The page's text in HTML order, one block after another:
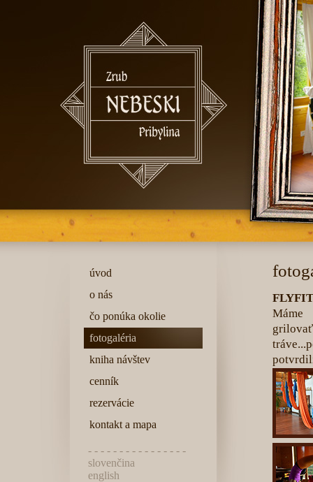
úvod
o nás
čo ponúka okolie
fotogaléria
kniha návštev
cenník
rezervácie
kontakt a mapa
- - - - - - - - - - - - - - - -
slovenčina
english